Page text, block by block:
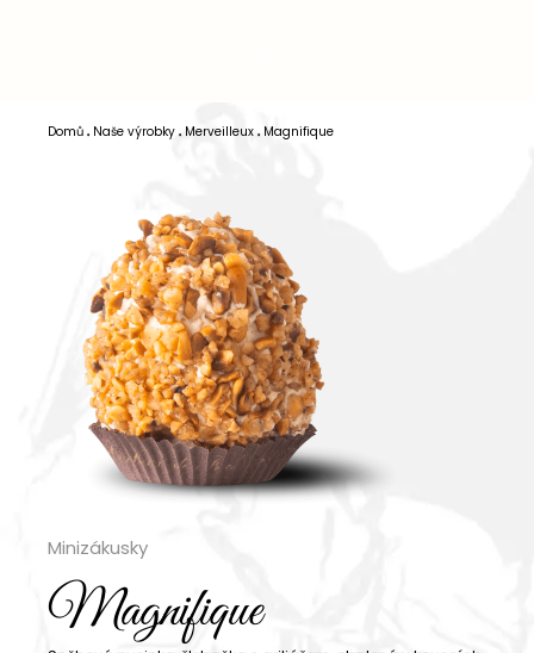
Domů Naše výrobky Merveilleux Magnifique
Minizákusky
Magnifique